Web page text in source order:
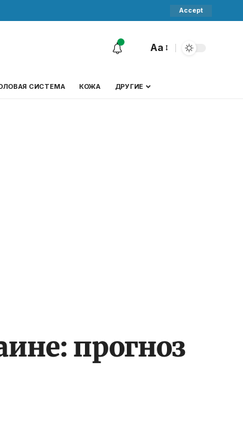
Accept
Aa
СИСТЕМА КОЖА ДРУГИЕ
прогноз